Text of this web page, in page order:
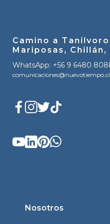
Camino a Tanilvoro
Mariposas, Chillán,
WhatsApp: +56 9 6480
comunicaciones@nuevotiempo.cl
Nosotros